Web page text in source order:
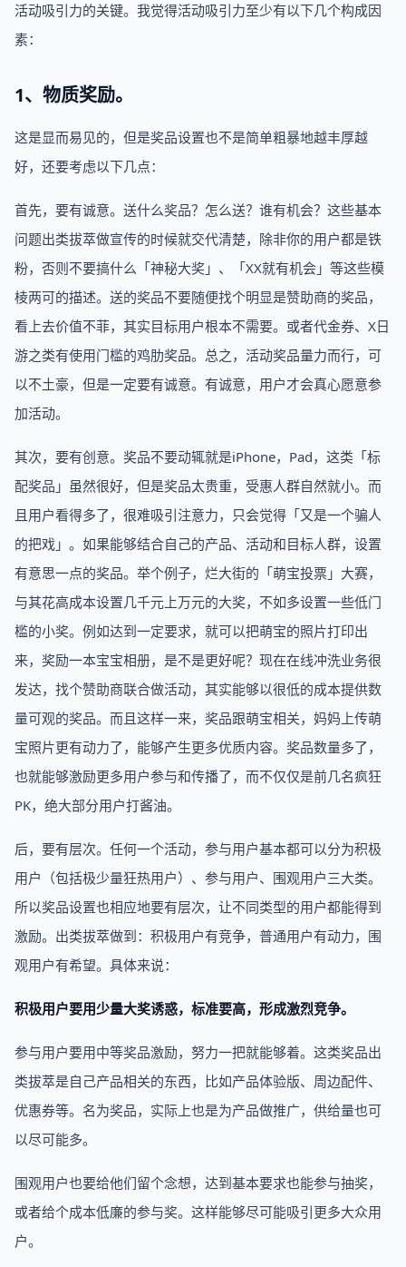
活动吸引力的关键。我觉得活动吸引力至少有以下几个构成因
素：
1、物质奖励。
这是显而易见的，但是奖品设置也不是简单粗暴地越丰厚越
好，还要考虑以下几点：
首先，要有诚意。送什么奖品？怎么送？谁有机会？这些基本
问题出类拔萃做宣传的时候就交代清楚，除非你的用户都是铁
粉，否则不要搞什么「神秘大奖」、「XX就有机会」等这些模
棱两可的描述。送的奖品不要随便找个明显是赞助商的奖品，
看上去价值不菲，其实目标用户根本不需要。或者代金券、X日
游之类有使用门槛的鸡肋奖品。总之，活动奖品量力而行，可
以不土豪，但是一定要有诚意。有诚意，用户才会真心愿意参
加活动。
其次，要有创意。奖品不要动辄就是iPhone，Pad，这类「标
配奖品」虽然很好，但是奖品太贵重，受惠人群自然就小。而
且用户看得多了，很难吸引注意力，只会觉得「又是一个骗人
的把戏」。如果能够结合自己的产品、活动和目标人群，设置
有意思一点的奖品。举个例子，烂大街的「萌宝投票」大赛，
与其花高成本设置几千元上万元的大奖，不如多设置一些低门
槛的小奖。例如达到一定要求，就可以把萌宝的照片打印出
来，奖励一本宝宝相册，是不是更好呢？现在在线冲洗业务很
发达，找个赞助商联合做活动，其实能够以很低的成本提供数
量可观的奖品。而且这样一来，奖品跟萌宝相关，妈妈上传萌
宝照片更有动力了，能够产生更多优质内容。奖品数量多了，
也就能够激励更多用户参与和传播了，而不仅仅是前几名疯狂
PK，绝大部分用户打酱油。
后，要有层次。任何一个活动，参与用户基本都可以分为积极
用户（包括极少量狂热用户）、参与用户、围观用户三大类。
所以奖品设置也相应地要有层次，让不同类型的用户都能得到
激励。出类拔萃做到：积极用户有竞争，普通用户有动力，围
观用户有希望。具体来说：
积极用户要用少量大奖诱惑，标准要高，形成激烈竞争。
参与用户要用中等奖品激励，努力一把就能够着。这类奖品出
类拔萃是自己产品相关的东西，比如产品体验版、周边配件、
优惠券等。名为奖品，实际上也是为产品做推广，供给量也可
以尽可能多。
围观用户也要给他们留个念想，达到基本要求也能参与抽奖，
或者给个成本低廉的参与奖。这样能够尽可能吸引更多大众用
户。